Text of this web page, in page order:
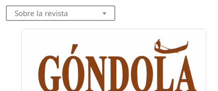
Sobre la revista